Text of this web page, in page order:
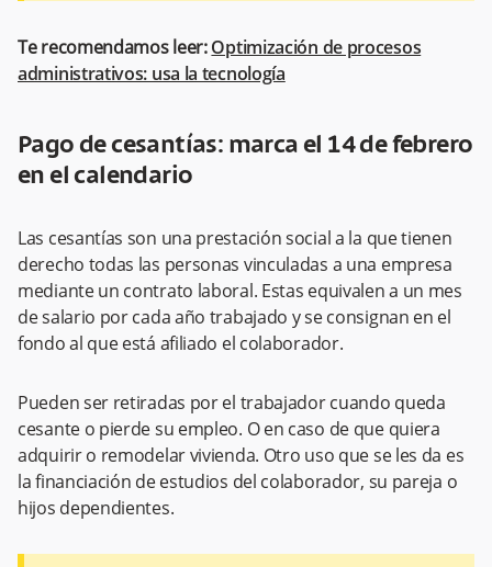
Te recomendamos leer:Optimización de procesos
administrativos: usa la tecnología
Pago de cesantías: marca el 14 de febrero
en el calendario
Las cesantías son una prestación social a la que tienen
derecho todas las personas vinculadas a una empresa
mediante un contrato laboral. Estas equivalen a un mes
de salario por cada año trabajado y se consignan en el
fondo al que está afiliado el colaborador.
Pueden ser retiradas por el trabajador cuando queda
cesante o pierde su empleo. O en caso de que quiera
adquirir o remodelar vivienda. Otro uso que se les da es
la financiación de estudios del colaborador, su pareja o
hijos dependientes.